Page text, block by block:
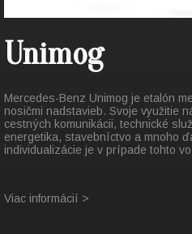
Unimog
Mercedes-Benz Unimog je etalón
nosičmi nadstavieb. Svoje využitie
cestných komunikácii, technické
energetika, stavebníctvo a mnoho
individualizácie je v prípade tohto
Viac informácií >